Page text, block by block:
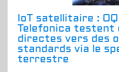
IoT satellitaire :
Telefonica testent
directes vers des
standards via le
terrestre